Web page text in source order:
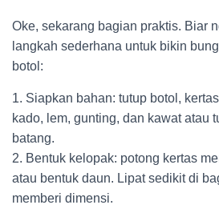
Oke, sekarang bagian praktis. Biar
langkah sederhana untuk bikin
botol:
1. Siapkan bahan: tutup botol,
kado, lem, gunting, dan kawat atau
batang.
2. Bentuk kelopak: potong kertas
atau bentuk daun. Lipat sedikit di
memberi dimensi.